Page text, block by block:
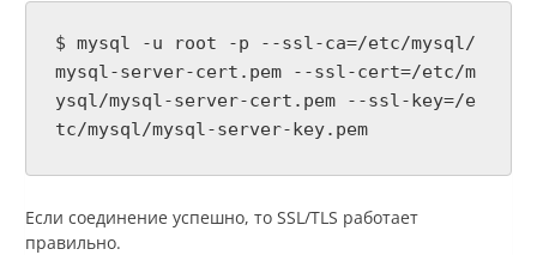
$ mysql -u root -p --ssl-ca=/etc/mysql/
mysql-server-cert.pem --ssl-cert=/etc/m
ysql/mysql-server-cert.pem --ssl-key=/e
tc/mysql/mysql-server-key.pem
Если соединение успешно, то SSL/TLS работает
правильно.